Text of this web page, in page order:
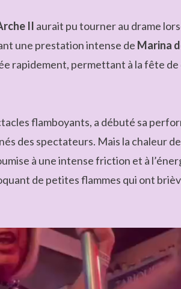
II aurait pu tourner au drame
une prestation intense de Marina
rapidement, permettant à la fête
flamboyants, a débuté sa
des spectateurs. Mais la chaleur
à une intense friction et à
de petites flammes qui ont